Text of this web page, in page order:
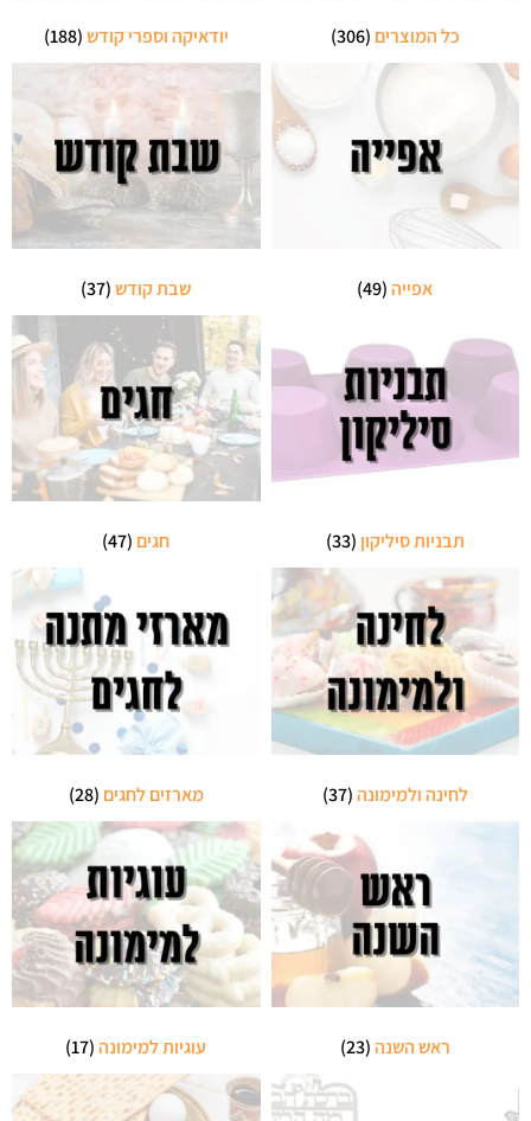
כל המוצרים (306) יודאיקה וספרי קודש(188)
אפייה(49) שבת קודש(37)
תבניות סיליקון (33) חגים (47)
לחינה ולמימונה(37) מארזים לחגים (28)
ראש השנה(23) עוגיות למימונה(17)